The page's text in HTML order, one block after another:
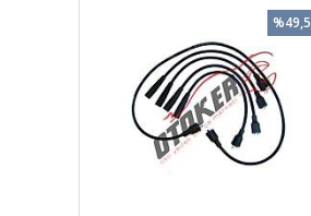
%49,5